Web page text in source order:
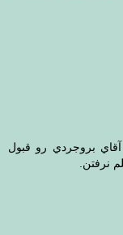
بروجردي رو قبول
نرفتن.